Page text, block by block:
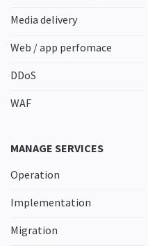
Media delivery
Web / app perfomace
DDoS
WAF
MANAGE SERVICES
Operation
Implementation
Migration